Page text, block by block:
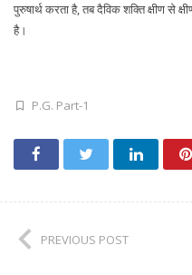
पुरुषार्थ करता है, तब दैविक शक्ति क्षीण से
है।
P.G. Part-1
PREVIOUS POST